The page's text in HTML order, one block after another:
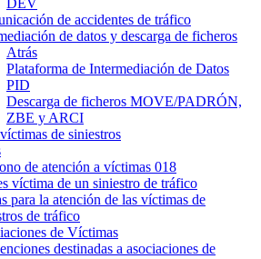
DEV
de accidentes de tráfico
de datos y descarga de ficheros
Atrás
Plataforma de Intermediación de Datos
PID
Descarga de ficheros MOVE/PADRÓN,
ZBE y ARCI
de siniestros
de atención a víctimas 018
víctima de un siniestro de tráfico
para la atención de las víctimas de
de tráfico
de Víctimas
destinadas a asociaciones de